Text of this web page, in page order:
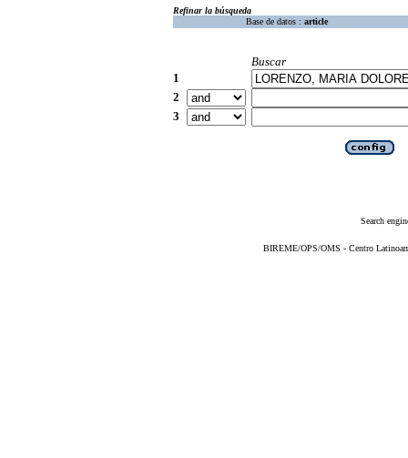
Refinar la búsqueda
Base de datos : article
Buscar
1
2
3
Search
BIREME/OPS/OMS - Centro